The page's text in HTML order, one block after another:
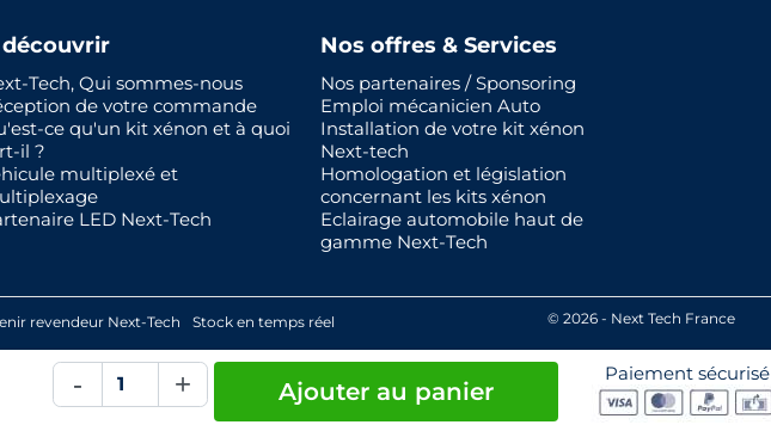
- + Ajouter au panier
Paiement sécurisé
Tech, Qui sommes-nous
de votre commande
ce qu'un kit xénon et à quoi
il ?
multiplexé et
LED Next-Tech
Nos offres & Services
Nos partenaires / Sponsoring
Emploi mécanicien Auto
Installation de votre kit xénon
Next-tech
Homologation et législation
concernant les kits xénon
Eclairage automobile haut de
gamme Next-Tech
revendeur Next-Tech Stock en temps réel © 2026 - Next Tech France